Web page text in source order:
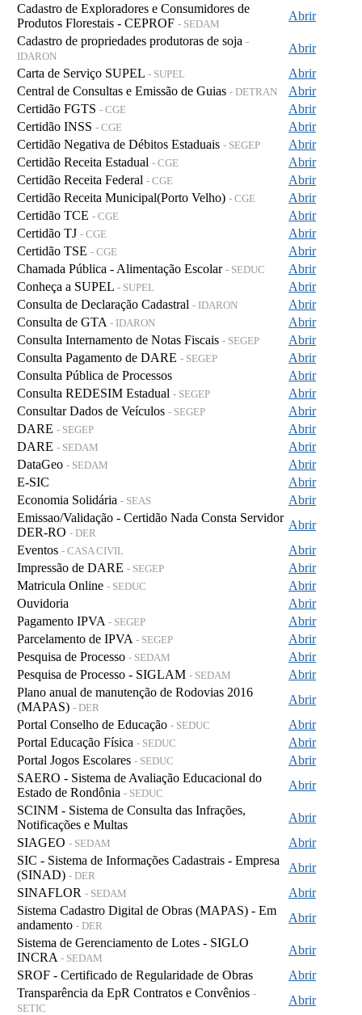
Cadastro de Exploradores e Consumidores de
Produtos Florestais - CEPROF - SEDAM
Abrir
Cadastro de propriedades produtoras de soja -
IDARON
Abrir
Carta de Serviço SUPEL - SUPEL
Abrir
Central de Consultas e Emissão de Guias - DETRAN
Abrir
Certidão FGTS - CGE
Abrir
Certidão INSS - CGE
Abrir
Certidão Negativa de Débitos Estaduais - SEGEP
Abrir
Certidão Receita Estadual - CGE
Abrir
Certidão Receita Federal - CGE
Abrir
Certidão Receita Municipal(Porto Velho) - CGE
Abrir
Certidão TCE - CGE
Abrir
Certidão TJ - CGE
Abrir
Certidão TSE - CGE
Abrir
Chamada Pública - Alimentação Escolar - SEDUC
Abrir
Conheça a SUPEL - SUPEL
Abrir
Consulta de Declaração Cadastral - IDARON
Abrir
Consulta de GTA - IDARON
Abrir
Consulta Internamento de Notas Fiscais - SEGEP
Abrir
Consulta Pagamento de DARE - SEGEP
Abrir
Consulta Pública de Processos
Abrir
Consulta REDESIM Estadual - SEGEP
Abrir
Consultar Dados de Veículos - SEGEP
Abrir
DARE - SEGEP
Abrir
DARE - SEDAM
Abrir
DataGeo - SEDAM
Abrir
E-SIC
Abrir
Economia Solidária - SEAS
Abrir
Emissao/Validação - Certidão Nada Consta Servidor
DER-RO - DER
Abrir
Eventos - CASA CIVIL
Abrir
Impressão de DARE - SEGEP
Abrir
Matricula Online - SEDUC
Abrir
Ouvidoria
Abrir
Pagamento IPVA - SEGEP
Abrir
Parcelamento de IPVA - SEGEP
Abrir
Pesquisa de Processo - SEDAM
Abrir
Pesquisa de Processo - SIGLAM - SEDAM
Abrir
Plano anual de manutenção de Rodovias 2016
(MAPAS) - DER
Abrir
Portal Conselho de Educação - SEDUC
Abrir
Portal Educação Física - SEDUC
Abrir
Portal Jogos Escolares - SEDUC
Abrir
SAERO - Sistema de Avaliação Educacional do
Estado de Rondônia - SEDUC
Abrir
SCINM - Sistema de Consulta das Infrações,
Notificações e Multas
Abrir
SIAGEO - SEDAM
Abrir
SIC - Sistema de Informações Cadastrais - Empresa
(SINAD) - DER
Abrir
SINAFLOR - SEDAM
Abrir
Sistema Cadastro Digital de Obras (MAPAS) - Em
andamento - DER
Abrir
Sistema de Gerenciamento de Lotes - SIGLO
INCRA - SEDAM
Abrir
SROF - Certificado de Regularidade de Obras
Abrir
Transparência da EpR Contratos e Convênios -
SETIC
Abrir